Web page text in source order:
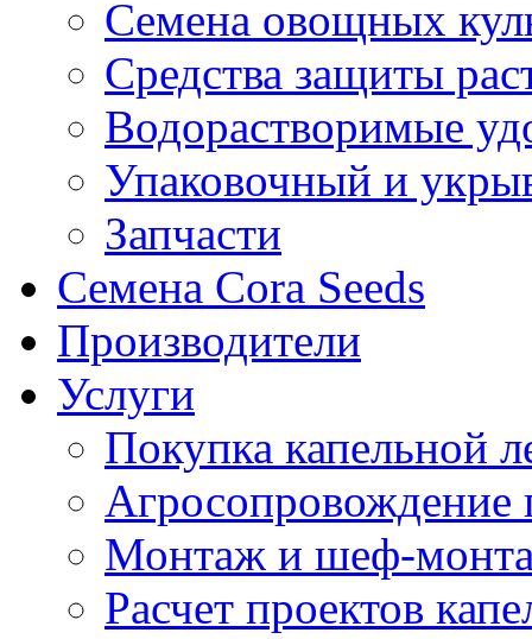
Семена овощных
Средства защиты
Водорастворимые
Упаковочный и
Запчасти
Семена Cora Seeds
Производители
Услуги
Покупка капельной
Агросопровождение
Монтаж и шеф-
Расчет проектов